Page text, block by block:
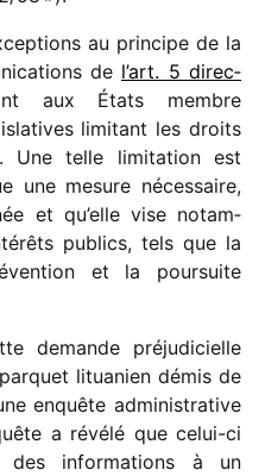
au prin­cipe de la
de l’art. 5 direc­
aux États membre
limi­tant les droits
Une telle limi­ta­tion est
une mesure néces­saire,
et qu’elle vise notam­
publics, tels que la
et la pour­suite
demande préju­di­cielle
litua­nien démis de
enquête admi­nis­tra­tive
a révélé que celui-ci
des infor­ma­tions à un